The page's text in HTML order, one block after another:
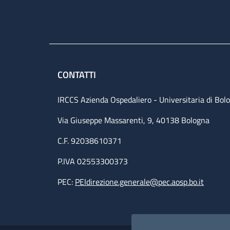
CONTATTI
IRCCS Azienda Ospedaliero - Universitaria di
Via Giuseppe Massarenti, 9, 40138 Bologna
C.F. 92038610371
P.IVA 02553300373
PEC: PEIdirezione.generale@pec.aosp.bo.it